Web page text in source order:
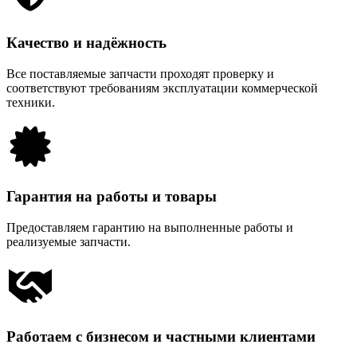
Качество и надёжность
Все поставляемые запчасти проходят проверку и
соответствуют требованиям эксплуатации коммерческой
техники.
Гарантия на работы и товары
Предоставляем гарантию на выполненные работы и
реализуемые запчасти.
Работаем с бизнесом и частными клиентами